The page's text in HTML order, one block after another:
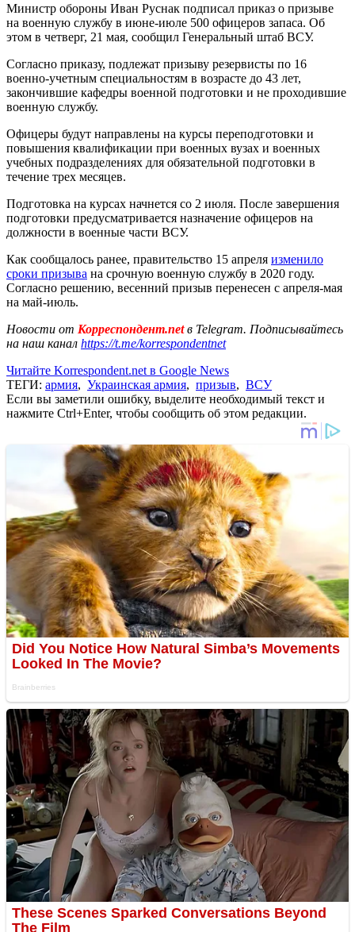
Министр обороны Иван Руснак подписал приказ о призыве
на военную службу в июне-июле 500 офицеров запаса. Об
этом в четверг, 21 мая, сообщил Генеральный штаб ВСУ.
Согласно приказу, подлежат призыву резервисты по 16
военно-учетным специальностям в возрасте до 43 лет,
закончившие кафедры военной подготовки и не проходившие
военную службу.
Офицеры будут направлены на курсы переподготовки и
повышения квалификации при военных вузах и военных
учебных подразделениях для обязательной подготовки в
течение трех месяцев.
Подготовка на курсах начнется со 2 июля. После завершения
подготовки предусматривается назначение офицеров на
должности в военные части ВСУ.
Как сообщалось ранее, правительство 15 апреля изменило
сроки призыва на срочную военную службу в 2020 году.
Согласно решению, весенний призыв перенесен с апреля-мая
на май-июль.
Новости от Корреспондент.netв Telegram. Подписывайтесь
на наш канал https://t.me/korrespondentnet
Читайте Korrespondent.net в Google News
ТЕГИ: армия, Украинская армия, призыв, ВСУ
Если вы заметили ошибку, выделите необходимый текст и
нажмите Ctrl+Enter, чтобы сообщить об этом редакции.